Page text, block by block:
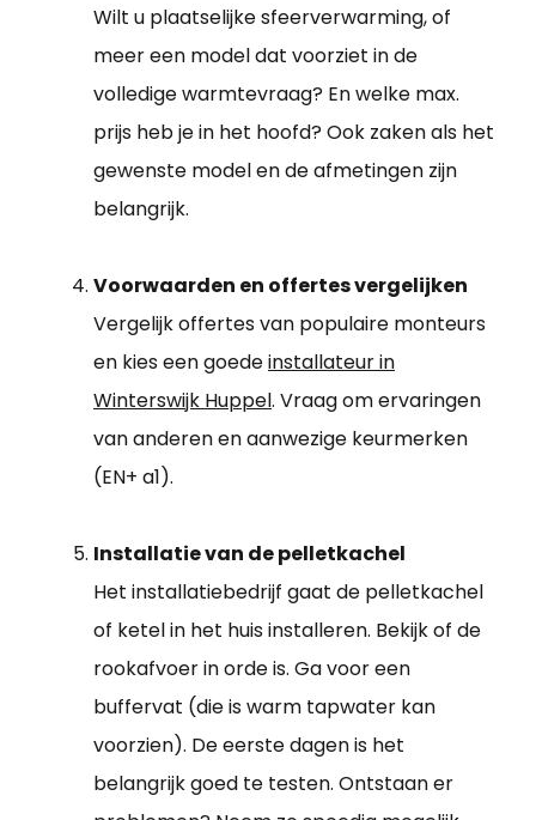
Wilt u plaatselijke sfeerverwarming, of
meer een model dat voorziet in de
volledige warmtevraag? En welke max.
prijs heb je in het hoofd? Ook zaken als het
gewenste model en de afmetingen zijn
belangrijk.
Voorwaarden en offertes vergelijken
Vergelijk offertes van populaire monteurs
en kies een goedeinstallateur in
Winterswijk Huppel. Vraag om ervaringen
van anderen en aanwezige keurmerken
(EN+ a1).
Installatie van de pelletkachel
Het installatiebedrijf gaat de pelletkachel
of ketel in het huis installeren. Bekijk of de
rookafvoer in orde is. Ga voor een
buffervat (die is warm tapwater kan
voorzien). De eerste dagen is het
belangrijk goed te testen. Ontstaan er